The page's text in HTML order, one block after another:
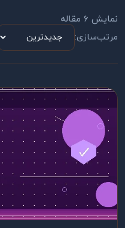
نمایش 6 مقاله
مرتب‌سازی: